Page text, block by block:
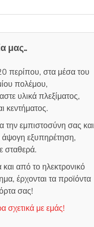
μας..
περίπου, στα μέσα του
πολέμου,
υλικά πλεξίματος,
κεντήματος.
την εμπιστοσύνη σας και
άψογη εξυπηρέτηση,
σταθερά.
από το ηλεκτρονικό
έρχονται τα προϊόντα
σας!
σχετικά με εμάς!